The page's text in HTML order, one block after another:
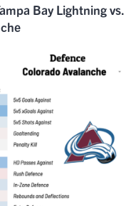
Bay Lightning vs.